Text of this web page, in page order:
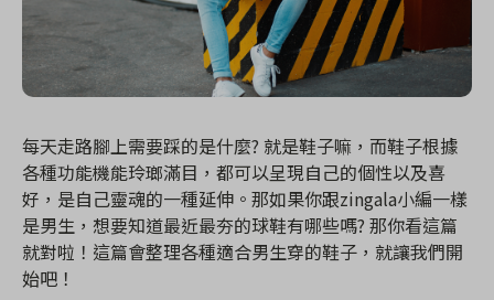
每天走路腳上需要踩的是什麼? 就是鞋子嘛，而鞋子根據
各種功能機能玲瑯滿目，都可以呈現自己的個性以及喜
好，是自己靈魂的一種延伸。那如果你跟zingala小編一樣
是男生，想要知道最近最夯的球鞋有哪些嗎? 那你看這篇
就對啦！這篇會整理各種適合男生穿的鞋子，就讓我們開
始吧！